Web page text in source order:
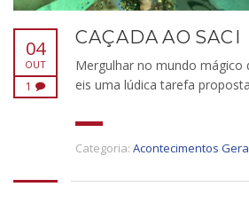
04
OUT
1
CAÇADA AO SACI
Mergulhar no mundo mágico
eis uma lúdica tarefa
Categoria: Acontecimentos